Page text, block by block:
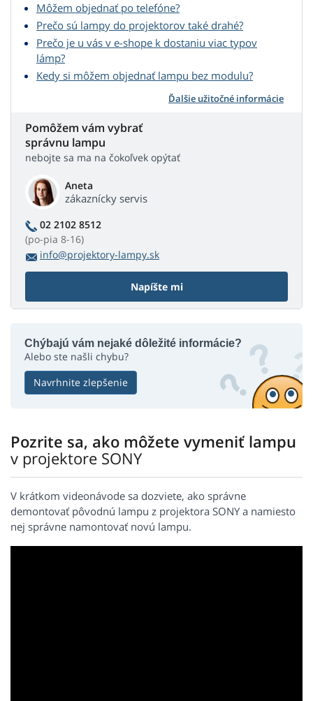
Môžem objednať po telefóne?
Prečo sú lampy do projektorov také drahé?
Prečo je u vás v e-shope k dostaniu viac typov
lámp?
Kedy si môžem objednať lampu bez modulu?
Ďalšie užitočné informácie
Pomôžem vám vybrať
správnu lampu
nebojte sa ma na čokoľvek opýtať
Aneta
zákaznícky servis
02 2102 8512
(po-pia 8-16)
info@projektory-lampy.sk
Napíšte mi
Chýbajú vám nejaké dôležité informácie?
Alebo ste našli chybu?
Navrhnite zlepšenie
Pozrite sa, ako môžete vymeniť lampu
v projektore SONY
V krátkom videonávode sa dozviete, ako správne
demontovať pôvodnú lampu z projektora SONY a namiesto
nej správne namontovať novú lampu.